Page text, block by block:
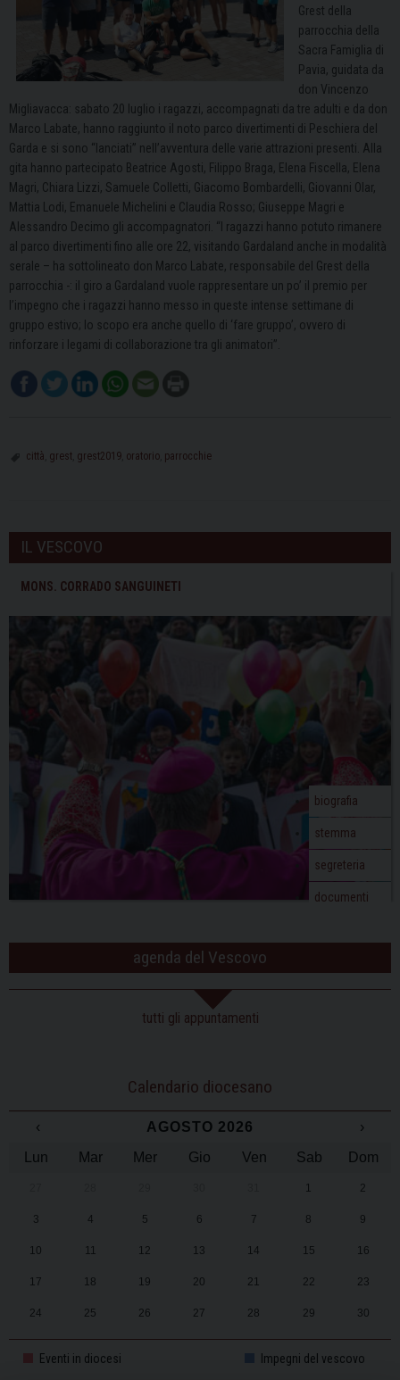
Grest della
parrocchia della
Sacra Famiglia di
Pavia, guidata da
don Vincenzo
Migliavacca: sabato 20 luglio i ragazzi, accompagnati da tre adulti e da don
Marco Labate, hanno raggiunto il noto parco divertimenti di Peschiera del
Garda e si sono “lanciati” nell’avventura delle varie attrazioni presenti. Alla
gita hanno partecipato Beatrice Agosti, Filippo Braga, Elena Fiscella, Elena
Magri, Chiara Lizzi, Samuele Colletti, Giacomo Bombardelli, Giovanni Olar,
Mattia Lodi, Emanuele Michelini e Claudia Rosso; Giuseppe Magri e
Alessandro Decimo gli accompagnatori. “I ragazzi hanno potuto rimanere
al parco divertimenti fino alle ore 22, visitando Gardaland anche in modalità
serale – ha sottolineato don Marco Labate, responsabile del Grest della
parrocchia -: il giro a Gardaland vuole rappresentare un po’ il premio per
l’impegno che i ragazzi hanno messo in queste intense settimane di
gruppo estivo; lo scopo era anche quello di ‘fare gruppo’, ovvero di
rinforzare i legami di collaborazione tra gli animatori”.
città grest grest2019 oratorio parrocchie
IL VESCOVO
MONS. CORRADO SANGUINETI
biografia
stemma
segreteria
documenti
agenda del Vescovo
tutti gli appuntamenti
Calendario diocesano
‹ AGOSTO 2026
›
Lun
Mar Mer Gio Ven Sab Dom
1 2
3 4 5 6 7 8 9
10 11 12 13 14 15 16
17 18 19 20 21 22 23
24 25 26 27 28 29 30
31 1 2 3 4 5 6
Eventi in diocesi Impegni del vescovo